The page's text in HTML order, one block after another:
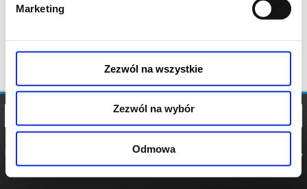
Marketing
Zezwól na wszystkie
Zezwól na wybór
Odmowa
POLITYKA
POLITYKA